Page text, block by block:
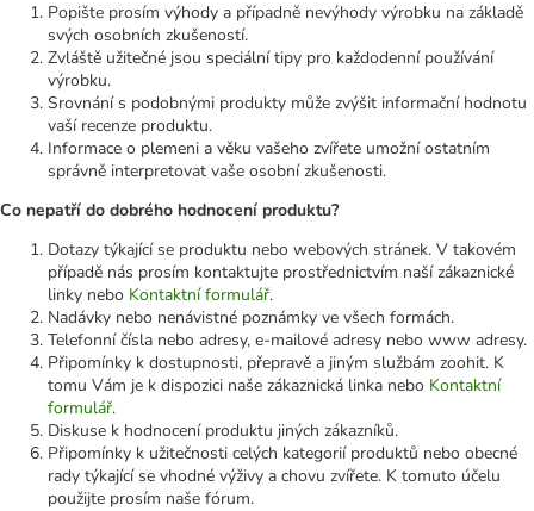
Popište prosím výhody a případně nevýhody výrobku na základě
svých osobních zkušeností.
Zvláště užitečné jsou speciální tipy pro každodenní používání
výrobku.
Srovnání s podobnými produkty může zvýšit informační hodnotu
vaší recenze produktu.
Informace o plemeni a věku vašeho zvířete umožní ostatním
správně interpretovat vaše osobní zkušenosti.
Co nepatří do dobrého hodnocení produktu?
Dotazy týkající se produktu nebo webových stránek. V takovém
případě nás prosím kontaktujte prostřednictvím naší zákaznické
linky nebo Kontaktní formulář.
Nadávky nebo nenávistné poznámky ve všech formách.
Telefonní čísla nebo adresy, e-mailové adresy nebo www adresy.
Připomínky k dostupnosti, přepravě a jiným službám zoohit. K
tomu Vám je k dispozici naše zákaznická linka nebo Kontaktní
formulář.
Diskuse k hodnocení produktu jiných zákazníků.
Připomínky k užitečnosti celých kategorií produktů nebo obecné
rady týkající se vhodné výživy a chovu zvířete. K tomuto účelu
použijte prosím naše fórum.